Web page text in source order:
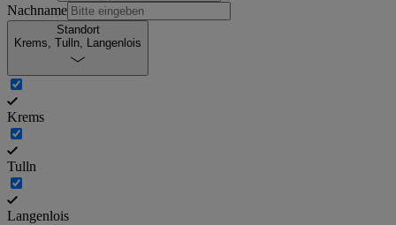
Nachname
Standort
Krems, Tulln, Langenlois
Krems
Tulln
Langenlois